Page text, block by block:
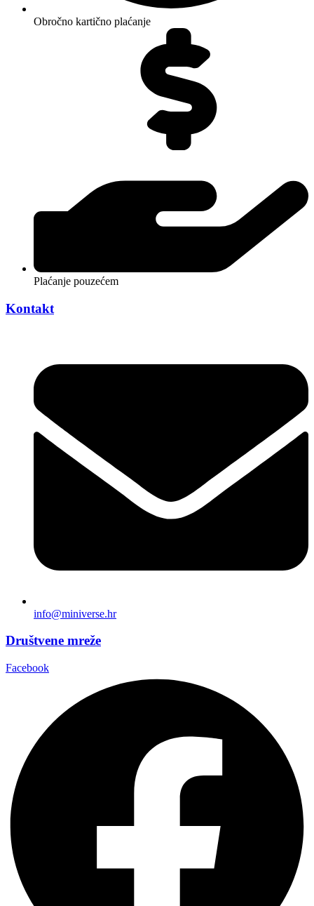
Obročno kartično plaćanje
Plaćanje pouzećem
Kontakt
info@miniverse.hr
Društvene mreže
Facebook